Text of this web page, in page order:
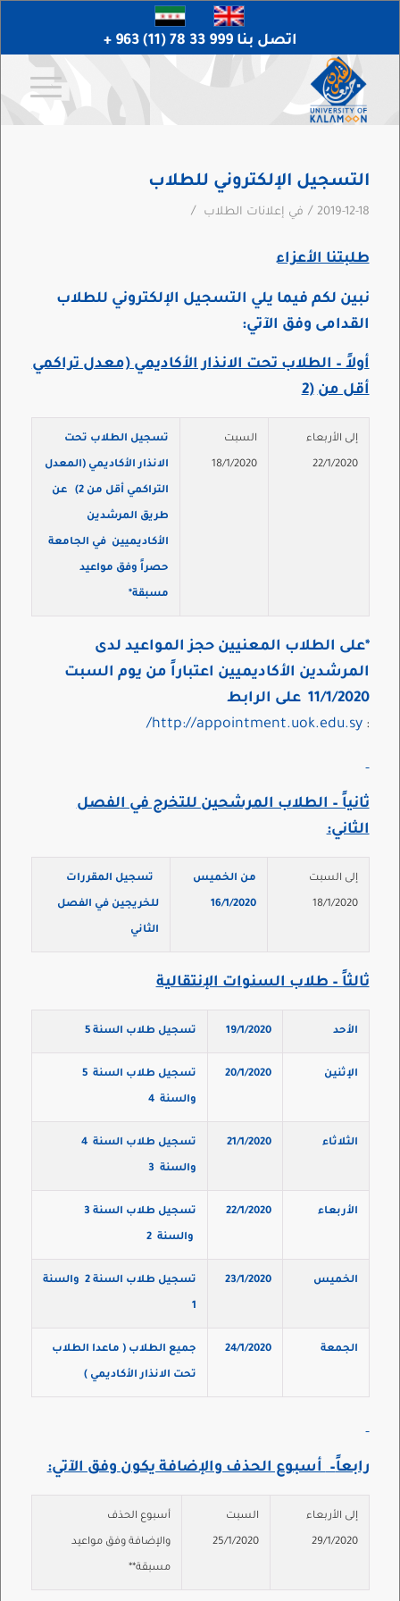
اتصل بنا 999 33 78 (11) 963 +
التسجيل الإلكتروني للطلاب
2019-12-18
/ في إعلانات الطلاب /
طلبتنا الأعزاء
نبين لكم فيما يلي التسجيل الإلكتروني للطلاب
القدامى وفق الآتي:
أولاً – الطلاب تحت الانذار الأكاديمي (معدل تراكمي
أقل من (
2
إلى الأربعاء
22/1/2020
السبت
18/1/2020
تسجيل الطلاب تحت
الانذار الأكاديمي (المعدل
التراكمي أقل من2) عن
طريق المرشدين
الأكاديميين في الجامعة
حصراً وفق مواعيد
مسبقة*
*على الطلاب المعنيين حجز المواعيد لدى
المرشدين الأكاديميين اعتباراً من يوم السبت
11/1/2020 على الرابط
:
http://appointment.uok.edu.sy/
ثانياً – الطلاب المرشحين للتخرج في الفصل
الثاني:
إلى السبت
18/1/2020
من الخميس
16/1/2020
تسجيل المقررات
للخريجين في الفصل
الثاني
ثالثاً – طلاب السنوات الإنتقالية
الأحد 19/1/2020 تسجيل طلاب السنة5
الإثنين 20/1/2020 تسجيل طلاب السنة5
والسنة4
الثلاثاء 21/1/2020 تسجيل طلاب السنة4
والسنة 3
الأربعاء 22/1/2020 تسجيل طلاب السنة 3
والسنة2
الخميس 23/1/2020 تسجيل طلاب السنة2 والسنة
1
الجمعة 24/1/2020 جميع الطلاب ( ماعدا الطلاب
تحت الانذار الأكاديمي )
رابعاً–أسبوع الحذف والإضافة يكون وفق الآتي:
إلى الأربعاء
29/1/2020
السبت
25/1/2020
أسبوع الحذف
والإضافة وفق مواعيد
مسبقة**